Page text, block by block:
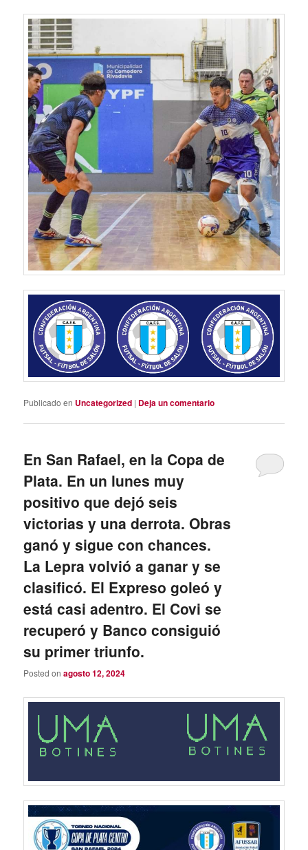
Publicado en Uncategorized | Deja un comentario
En San Rafael, en la Copa de
Plata. En un lunes muy
positivo que dejó seis
victorias y una derrota. Obras
ganó y sigue con chances.
La Lepra volvió a ganar y se
clasificó. El Expreso goleó y
está casi adentro. El Covi se
recuperó y Banco consiguió
su primer triunfo.
Posted onagosto 12, 2024